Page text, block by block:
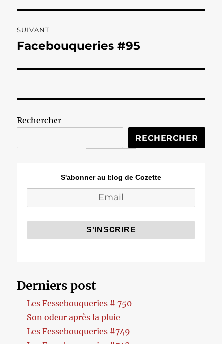
SUIVANT
Publication
Facebouqueries #95
Rechercher
RECHERCHER
S'abonner au blog de Cozette
Derniers post
Les Fessebouqueries # 750
Son odeur après la pluie
Les Fessebouqueries #749